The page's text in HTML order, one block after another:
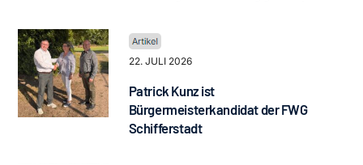
22. JULI 2026
Patrick Kunz ist
Bürgermeisterkandidat der FWG
Schifferstadt